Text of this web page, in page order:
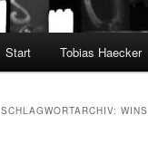
Start Tobias Haecker
SCHLAGWORTARCHIV: